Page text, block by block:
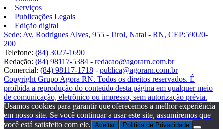
Serviços
Publicações Legais
Edição digital
Sede: Av. Rodrigues Alves, 955 - Tirol, Natal - RN, CEP:59020-
200
Telefone: (84) 3027-1690
Redação: (84) 98117-5384 - redacao@agorarn.com.br
Comercial: (84) 98117-1718 - publica@agorarn.com.br
Copyright Grupo Agora RN. Todos os direitos reservados. É
proibida a reprodução do conteúdo desta página em qualquer meio
de comunicação, eletrônico ou impresso, sem autorização prévia.
Usamos cookies para garantir que oferecemos a melhor experiência
em nosso site. Se você continuar a usar este site, assumiremos que
você está satisfeito com ele. Aceitar Politica de Privacidade